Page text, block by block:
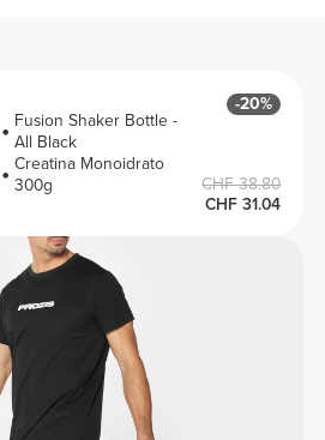
Fusion Shaker Bottle -
All Black
Creatina Monoidrato
300g
-20%
CHF 38.80
CHF 31.04